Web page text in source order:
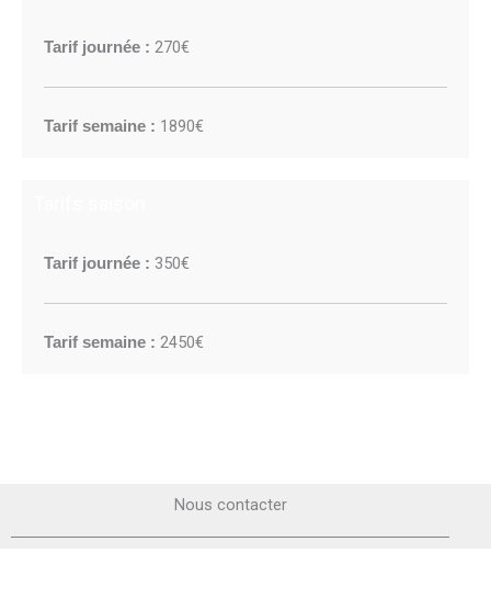
Tarif journée : 270€
Tarif semaine : 1890€
Tarif journée : 350€
Tarif semaine : 2450€
Nous contacter